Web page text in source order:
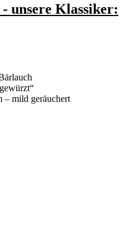
unsere Klassiker:
– mild geräuchert